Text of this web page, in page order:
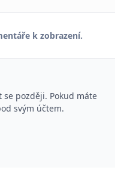
k zobrazení.
později. Pokud máte
svým účtem.